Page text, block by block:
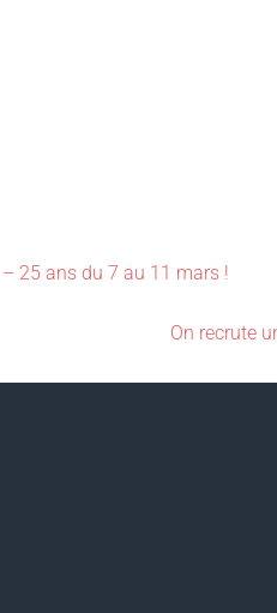
25 ans du 7 au 11 mars !
On recrute